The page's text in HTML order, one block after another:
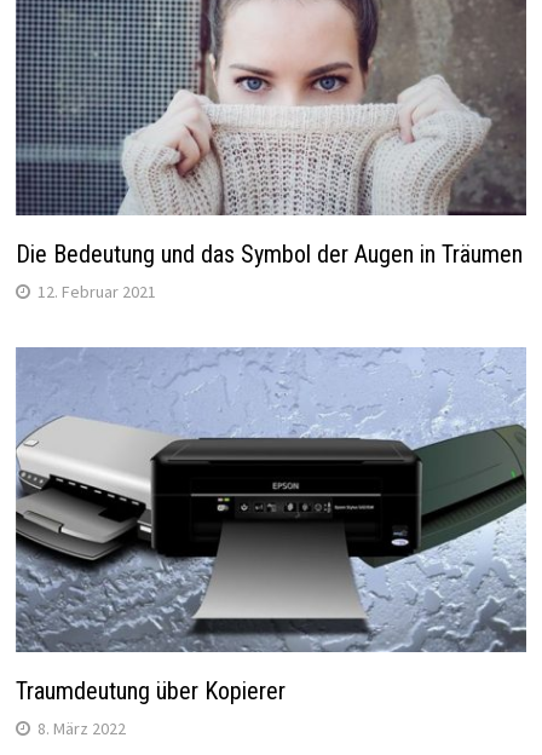
Die Bedeutung und das Symbol der Augen in Träumen
12. Februar 2021
Traumdeutung über Kopierer
8. März 2022